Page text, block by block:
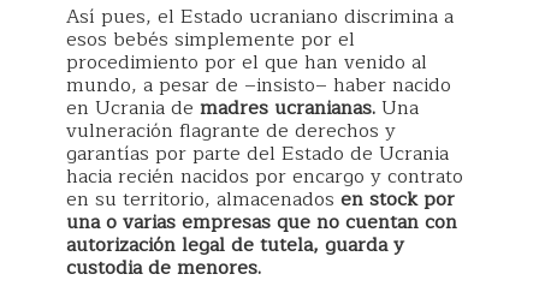
Así pues, el Estado ucraniano discrimina a
esos bebés simplemente por el
procedimiento por el que han venido al
mundo, a pesar de –insisto– haber nacido
en Ucrania de madres ucranianas.Una
vulneración flagrante de derechos y
garantías por parte del Estado de Ucrania
hacia recién nacidos por encargo y contrato
en su territorio, almacenados en stock por
una o varias empresas que no cuentan con
autorización legal de tutela, guarda y
custodia de menores.